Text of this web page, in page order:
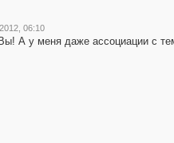
06:10
А у меня даже ассоциации с